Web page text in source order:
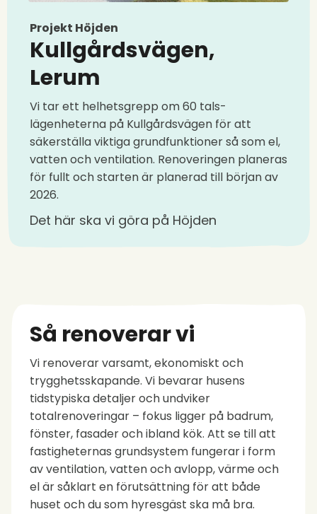
Kullgårdsvägen,
Lerum
Projekt Höjden
Vi tar ett helhetsgrepp om 60 tals-
lägenheterna på Kullgårdsvägen för att
säkerställa viktiga grundfunktioner så som el,
vatten och ventilation. Renoveringen planeras
för fullt och starten är planerad till början av
2026.
Det här ska vi göra på Höjden
Så renoverar vi
Vi renoverar varsamt, ekonomiskt och
trygghetsskapande. Vi bevarar husens
tidstypiska detaljer och undviker
totalrenoveringar – fokus ligger på badrum,
fönster, fasader och ibland kök. Att se till att
fastigheternas grundsystem fungerar i form
av ventilation, vatten och avlopp, värme och
el är såklart en förutsättning för att både
huset och du som hyresgäst ska må bra.